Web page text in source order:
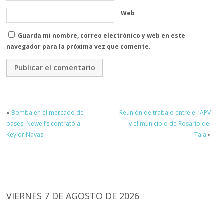
Web
Guarda mi nombre, correo electrónico y web en este
navegador para la próxima vez que comente.
« Bomba en el mercado de
pases: Newell’s contrató a
Keylor Navas
Reunión de trabajo entre el IAPV
y el municipio de Rosario del
Tala »
VIERNES 7 DE AGOSTO DE 2026